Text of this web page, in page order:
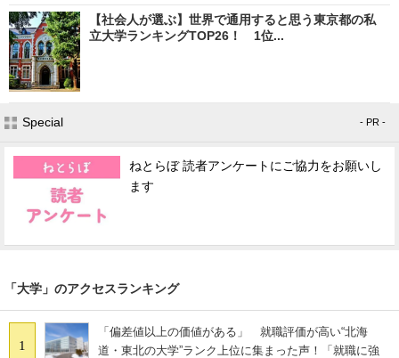
【社会人が選ぶ】世界で通用すると思う東京都の私
立大学ランキングTOP26！ 1位...
Special - PR -
ねとらぼ 読者アンケートにご協力をお願いし
ます
「大学」のアクセスランキング
1
「偏差値以上の価値がある」 就職評価が高い“北海
道・東北の大学”ランク上位に集まった声！「就職に強